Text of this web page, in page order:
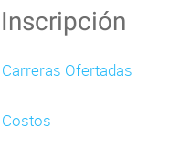
Inscripción
Carreras Ofertadas
Costos